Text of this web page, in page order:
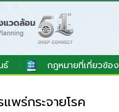
ธ์ กฎหมายที่เกี่ยวข้อง
พร่กระจายโรค